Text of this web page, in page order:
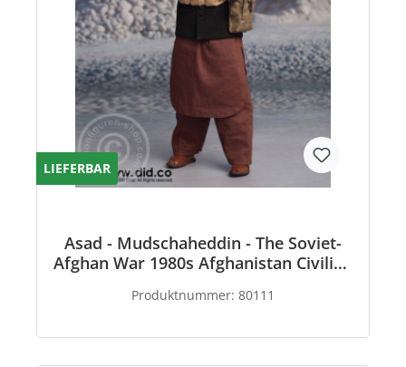
LIEFERBAR
Asad - Mudschaheddin - The Soviet-
Afghan War 1980s Afghanistan Civilian
Produktnummer: 80111